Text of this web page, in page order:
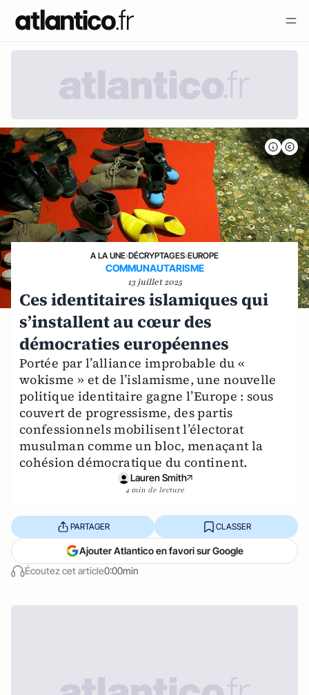
A LA UNE›DÉCRYPTAGES›EUROPE
COMMUNAUTARISME
13 juillet 2025
Ces identitaires islamiques qui
s’installent au cœur des
démocraties européennes
Portée par l’alliance improbable du «
wokisme » et de l’islamisme, une nouvelle
politique identitaire gagne l’Europe : sous
couvert de progressisme, des partis
confessionnels mobilisent l’électorat
musulman comme un bloc, menaçant la
cohésion démocratique du continent.
Lauren Smith
4 min de lecture
Écoutez cet article0:00min
PARTAGER CLASSER
Ajouter Atlantico en favori sur Google